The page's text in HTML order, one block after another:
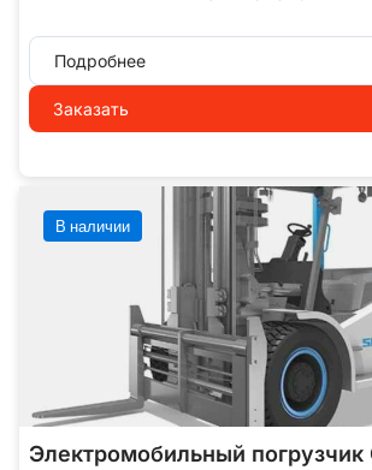
Подробнее
Заказать
В наличии
Электромобильный погрузчик